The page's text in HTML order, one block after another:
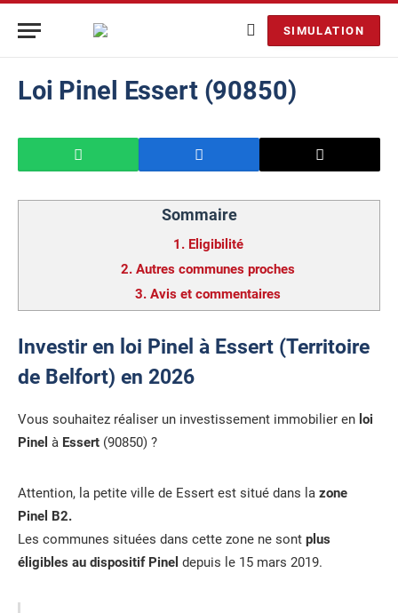
SIMULATION
Loi Pinel Essert (90850)
Sommaire
1. Eligibilité
2. Autres communes proches
3. Avis et commentaires
Investir en loi Pinel à Essert (Territoire
de Belfort) en 2026
Vous souhaitez réaliser un investissement immobilier en loi
Pinel à Essert (90850) ?
Attention, la petite ville de Essert est situé dans la zone
Pinel B2.
Les communes situées dans cette zone ne sont plus
éligibles au dispositif Pinel depuis le 15 mars 2019.